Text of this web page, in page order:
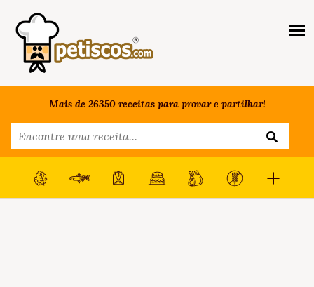
Mais de 26350 receitas para provar e partilhar!